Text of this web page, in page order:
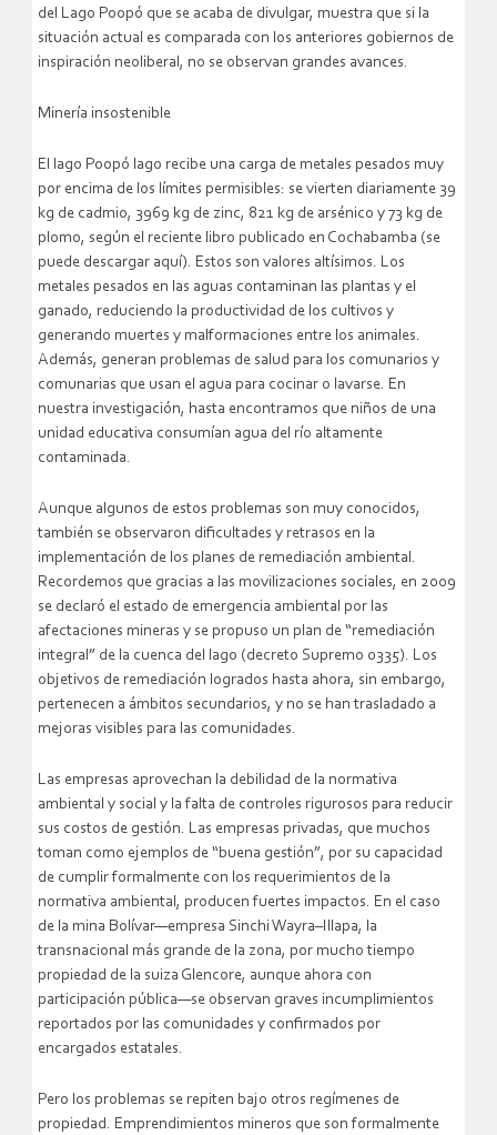
del Lago Poopó que se acaba de divulgar, muestra que si la
situación actual es comparada con los anteriores gobiernos de
inspiración neoliberal, no se observan grandes avances.
Minería insostenible
El lago Poopó lago recibe una carga de metales pesados muy
por encima de los límites permisibles: se vierten diariamente 39
kg de cadmio, 3969 kg de zinc, 821 kg de arsénico y 73 kg de
plomo, según el reciente libro publicado en Cochabamba (se
puede descargar aquí). Estos son valores altísimos. Los
metales pesados en las aguas contaminan las plantas y el
ganado, reduciendo la productividad de los cultivos y
generando muertes y malformaciones entre los animales.
Además, generan problemas de salud para los comunarios y
comunarias que usan el agua para cocinar o lavarse. En
nuestra investigación, hasta encontramos que niños de una
unidad educativa consumían agua del río altamente
contaminada.
Aunque algunos de estos problemas son muy conocidos,
también se observaron dificultades y retrasos en la
implementación de los planes de remediación ambiental.
Recordemos que gracias a las movilizaciones sociales, en 2009
se declaró el estado de emergencia ambiental por las
afectaciones mineras y se propuso un plan de “remediación
integral” de la cuenca del lago (decreto Supremo 0335). Los
objetivos de remediación logrados hasta ahora, sin embargo,
pertenecen a ámbitos secundarios, y no se han trasladado a
mejoras visibles para las comunidades.
Las empresas aprovechan la debilidad de la normativa
ambiental y social y la falta de controles rigurosos para reducir
sus costos de gestión. Las empresas privadas, que muchos
toman como ejemplos de “buena gestión”, por su capacidad
de cumplir formalmente con los requerimientos de la
normativa ambiental, producen fuertes impactos. En el caso
de la mina Bolívar—empresa Sinchi Wayra–Illapa, la
transnacional más grande de la zona, por mucho tiempo
propiedad de la suiza Glencore, aunque ahora con
participación pública—se observan graves incumplimientos
reportados por las comunidades y confirmados por
encargados estatales.
Pero los problemas se repiten bajo otros regímenes de
propiedad. Emprendimientos mineros que son formalmente